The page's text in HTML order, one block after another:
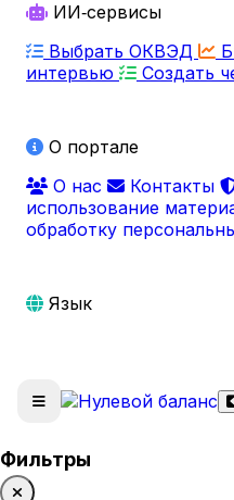
ИИ‑сервисы
Выбрать ОКВЭД
интервью
Создать
О портале
О нас
Контакты
использование
обработку
Язык
Фильтры